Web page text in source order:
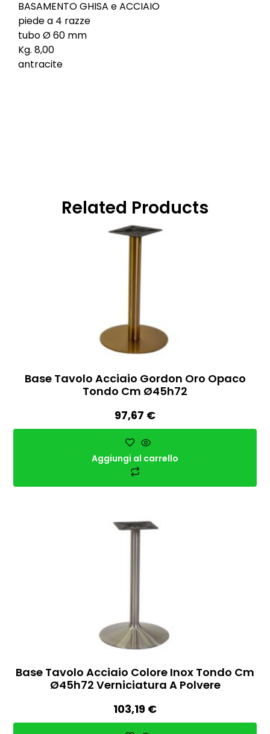
BASAMENTO GHISA e ACCIAIO
piede a 4 razze
tubo Ø 60 mm
Kg. 8,00
antracite
Related Products
Base Tavolo Acciaio Gordon Oro Opaco
Tondo Cm Ø45h72
97,67 €
Aggiungi al carrello
Base Tavolo Acciaio Colore Inox Tondo Cm
Ø45h72 Verniciatura A Polvere
103,19 €